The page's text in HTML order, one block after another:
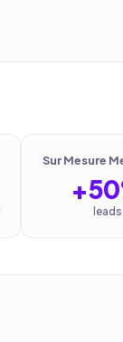
Sur Mesure
leads